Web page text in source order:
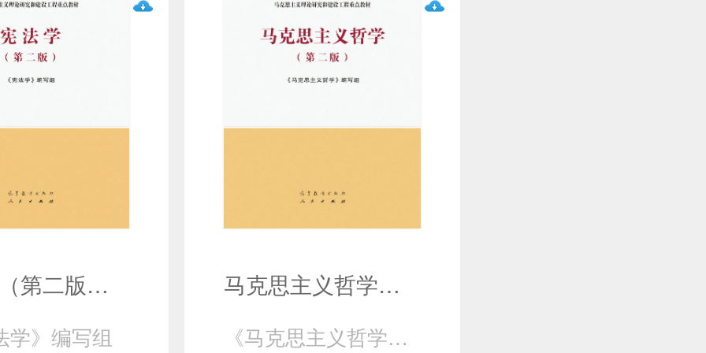
宪法学（第二版）（马克思主义理论研究和建设工程重点教材）
学》编写组
马克思主义哲学（第二版）
《马克思主义哲学》编写组